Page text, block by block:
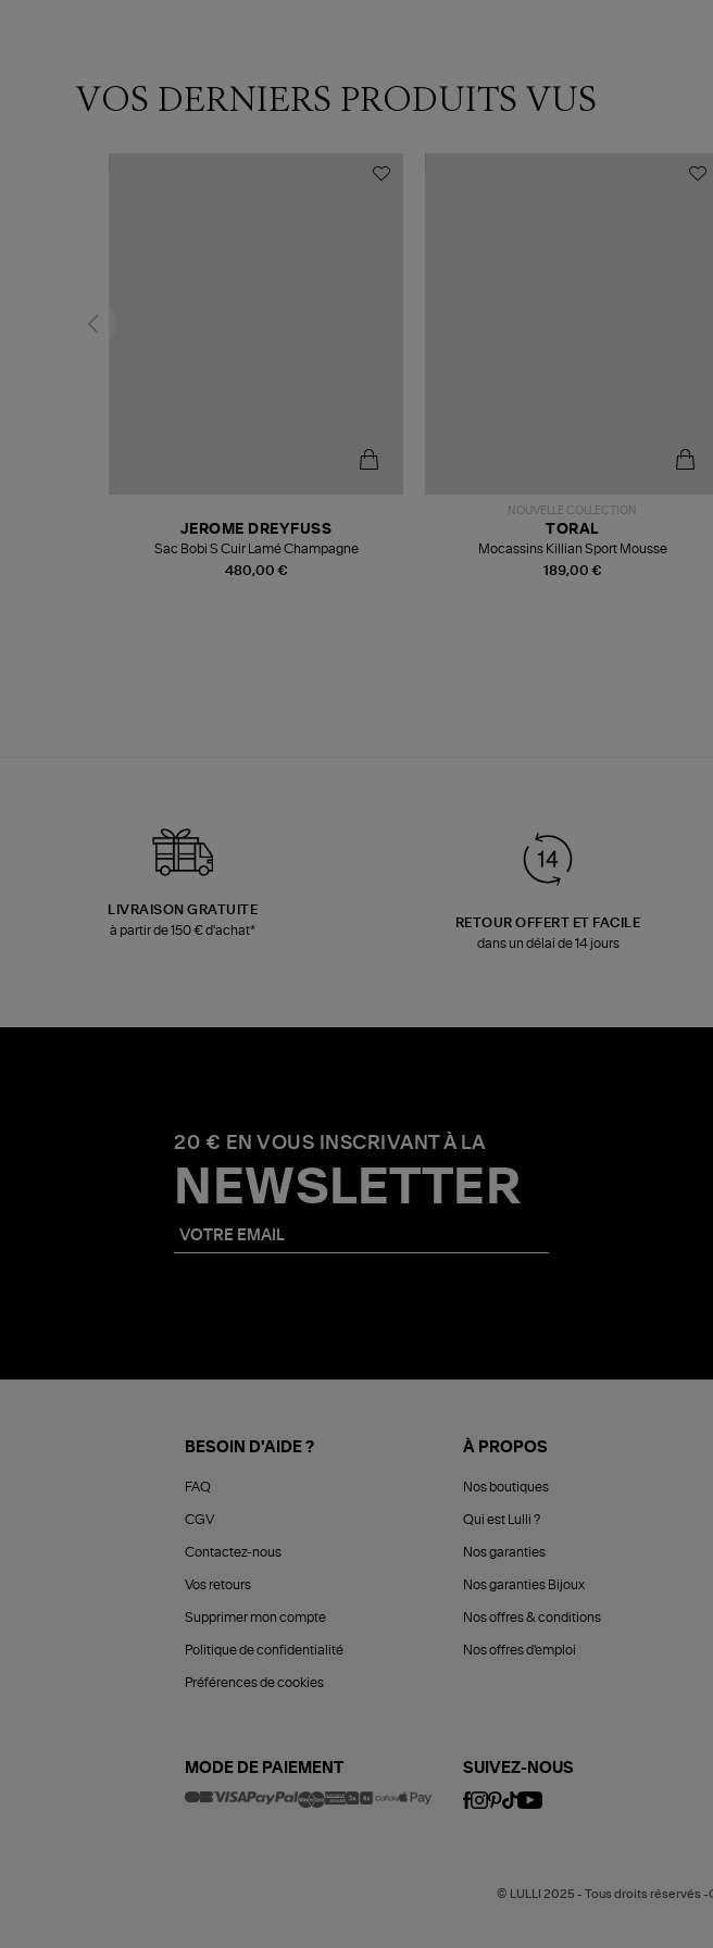
VOS DERNIERS PRODUITS VUS
480,00 €
JEROME DREYFUSS
Sac Bobi S Cuir Lamé Champagne
NOUVELLE COLLECTION
189,00 €
TORAL
Mocassins Killian Sport Mousse
LIVRAISON GRATUITE
à partir de 150 € d'achat*
RETOUR OFFERT ET FACILE
dans un délai de 14 jours
20 € EN VOUS INSCRIVANT À LA
NEWSLETTER
BESOIN D'AIDE ?
FAQ
CGV
Contactez-nous
Vos retours
Supprimer mon compte
Politique de confidentialité
Préférences de cookies
À PROPOS
Nos boutiques
Qui est Lulli ?
Nos garanties
Nos garanties Bijoux
Nos offres & conditions
Nos offres d'emploi
MODE DE PAIEMENT SUIVEZ-NOUS
© LULLI 2025 - Tous droits réservés